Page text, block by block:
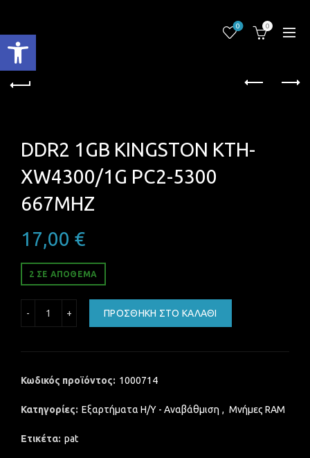
Ανοίξτε τη γραμμή εργαλείων
0 0
DDR2 1GB KINGSTON KTH-
XW4300/1G PC2-5300
667MHZ
17,00 €
2 ΣΕ ΑΠΌΘΕΜΑ
ΠΡΟΣΘΉΚΗ ΣΤΟ ΚΑΛΆΘΙ
Κωδικός προϊόντος: 1000714
Κατηγορίες: Εξαρτήματα Η/Υ - Αναβάθμιση , Μνήμες RAM
Ετικέτα: pat